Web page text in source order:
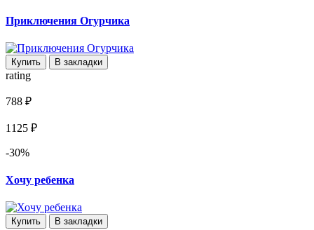
Приключения Огурчика
Купить В закладки
rating
788 ₽
1125 ₽
-30%
Хочу ребенка
Купить В закладки